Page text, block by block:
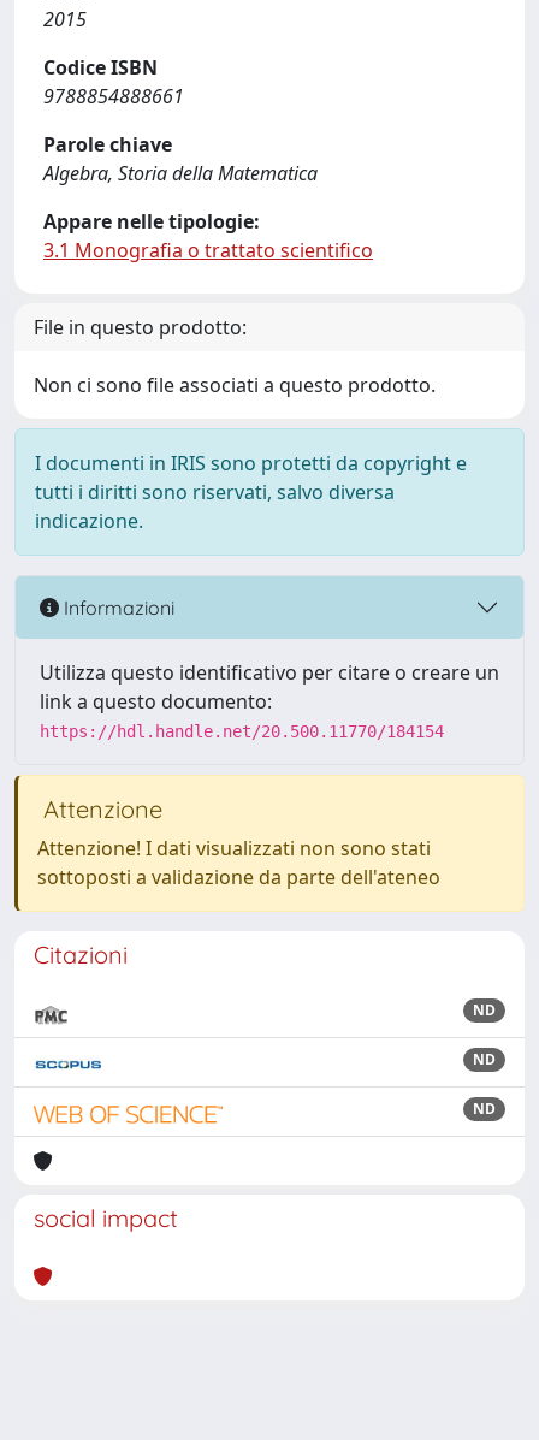
2015
Codice ISBN
9788854888661
Parole chiave
Algebra, Storia della Matematica
Appare nelle tipologie:
3.1 Monografia o trattato scientifico
File in questo prodotto:
Non ci sono file associati a questo prodotto.
I documenti in IRIS sono protetti da copyright e
tutti i diritti sono riservati, salvo diversa
indicazione.
Informazioni
Utilizza questo identificativo per citare o creare un
link a questo documento:
https://hdl.handle.net/20.500.11770/184154
Attenzione
Attenzione! I dati visualizzati non sono stati
sottoposti a validazione da parte dell'ateneo
Citazioni
ND
ND
ND
social impact